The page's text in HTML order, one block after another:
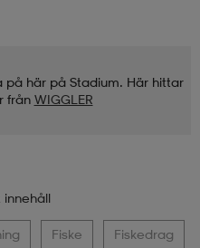
här på Stadium. Här hittar
från WIGGLER
innehåll
Fiske Fiskedrag